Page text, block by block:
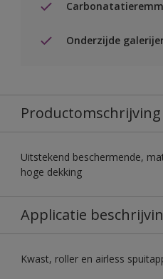
Onderzijde
Productomschrijving
Uitstekend beschermende,
hoge dekking
Applicatie
Kwast, roller en airless